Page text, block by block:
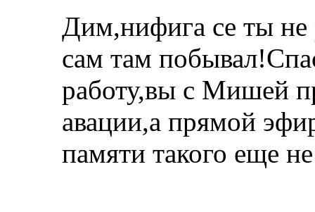
Дим,нифига се ты не
сам там
работу,вы с Мишей
авации,а прямой
памяти такого еще